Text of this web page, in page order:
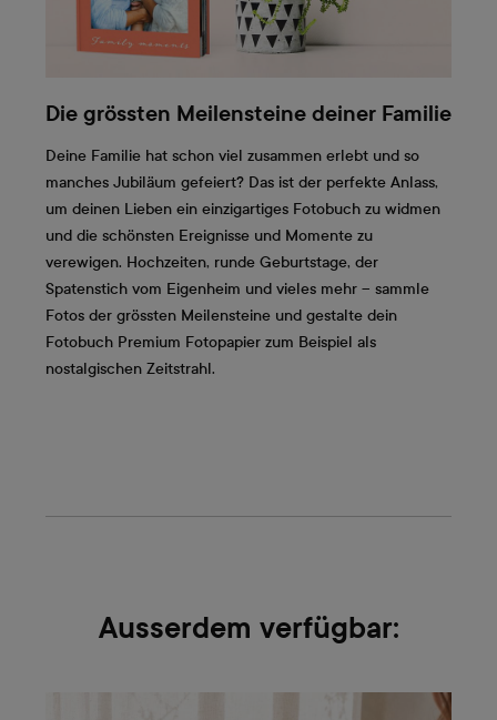
Die grössten Meilensteine deiner Familie
Deine Familie hat schon viel zusammen erlebt und so
manches Jubiläum gefeiert? Das ist der perfekte Anlass,
um deinen Lieben ein einzigartiges Fotobuch zu widmen
und die schönsten Ereignisse und Momente zu
verewigen. Hochzeiten, runde Geburtstage, der
Spatenstich vom Eigenheim und vieles mehr – sammle
Fotos der grössten Meilensteine und gestalte dein
Fotobuch Premium Fotopapier zum Beispiel als
nostalgischen Zeitstrahl.
Ausserdem verfügbar: